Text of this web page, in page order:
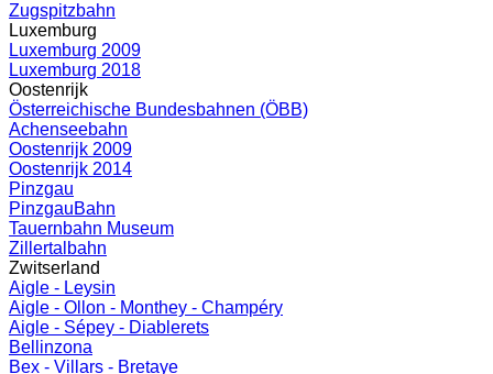
Zugspitzbahn
Luxemburg
Luxemburg 2009
Luxemburg 2018
Oostenrijk
Österreichische Bundesbahnen (ÖBB)
Achenseebahn
Oostenrijk 2009
Oostenrijk 2014
Pinzgau
PinzgauBahn
Tauernbahn Museum
Zillertalbahn
Zwitserland
Aigle - Leysin
Aigle - Ollon - Monthey - Champéry
Aigle - Sépey - Diablerets
Bellinzona
Bex - Villars - Bretaye